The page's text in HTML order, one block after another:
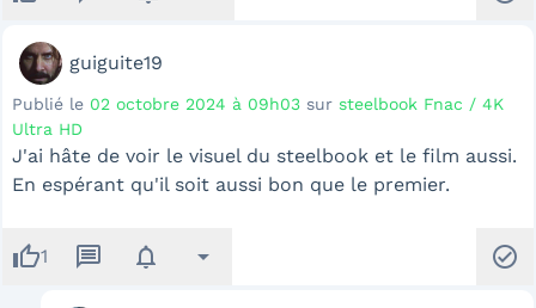
guiguite19
Publié le 02 octobre 2024 à 09h03 sur steelbook Fnac / 4K
Ultra HD
J'ai hâte de voir le visuel du steelbook et le film aussi.
En espérant qu'il soit aussi bon que le premier.
thumb_up1 message notifications arrow_drop_down check_circle